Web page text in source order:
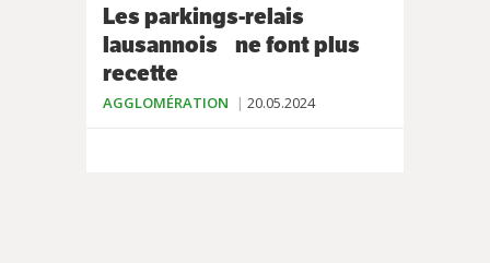
Les parkings-relais
lausannois ne font plus
recette
AGGLOMÉRATION 20.05.2024